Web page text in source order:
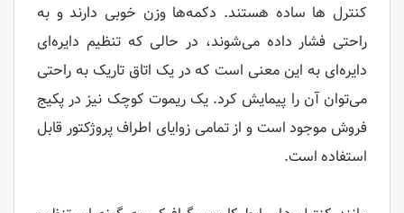
کنترل ها ساده هستند. دکمه‌ها وزن خوبی دارند و به
راحتی فشار داده می‌شوند، در حالی که تنظیم دایره‌ای
دایره‌ای به این معنی است که در یک اتاق تاریک به راحتی
می‌توان آن را پیمایش کرد. یک ریموت کوچک نیز در پکیج
فروش موجود است و از تمامی زوایای اطراف پروژکتور قابل
استفاده است.